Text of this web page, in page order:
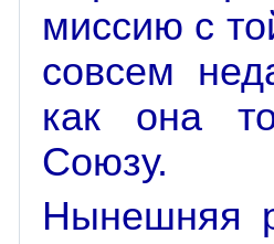
миссию с
совсем
как она
Союзу.
Нынешняя